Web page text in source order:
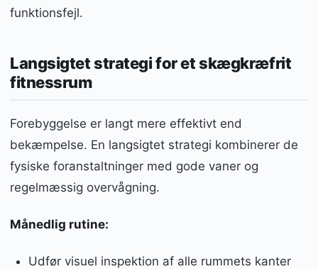
funktionsfejl.
Langsigtet strategi for et skægkræfrit
fitnessrum
Forebyggelse er langt mere effektivt end
bekæmpelse. En langsigtet strategi kombinerer de
fysiske foranstaltninger med gode vaner og
regelmæssig overvågning.
Månedlig rutine:
Udfør visuel inspektion af alle rummets kanter